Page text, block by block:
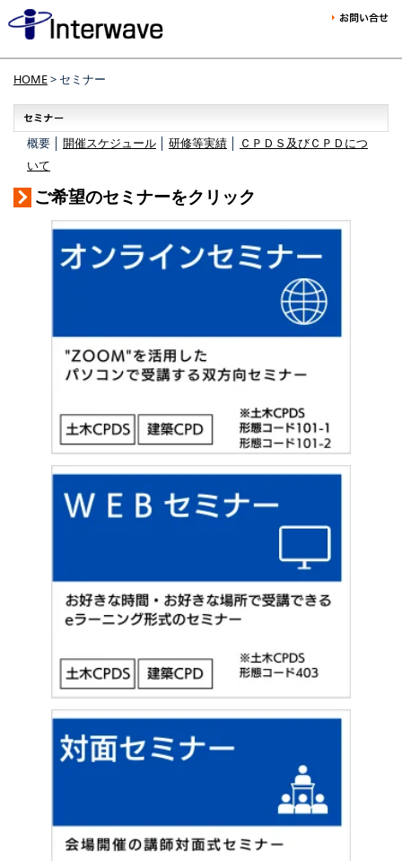
HOME> セミナー
概要 │ 開催スケジュール 研修等実績
ＣＰＤＳ及びＣＰＤにつ
いて
ご希望のセミナーをクリック